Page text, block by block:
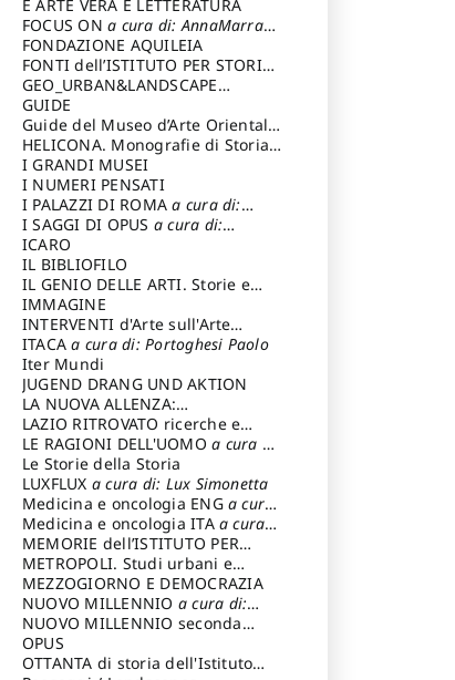
dall'Archivio Segreto
È ARTE VERA E LETTERATURA
FOCUS ONa cura di: AnnaMarra
Contemporanea
FONDAZIONE AQUILEIA
FONTI dell’ISTITUTO PER STORIA
DEL RISORGIMENTO
GEO_URBAN&LANDSCAPE
PLANNING (GULP)
Trusiani Elio
GUIDE
Guide del Museo d’Arte Orientale
“Giuseppe Tucci”
HELICONA. Monografie di Storia
dell'Artea cura di: Gallo Marco
I GRANDI MUSEI
I NUMERI PENSATI
I PALAZZI DI ROMAa cura di:
Ippoliti Alessandro
I SAGGI DI OPUS a cura di:
Scalesse Tommaso
ICARO
IL BIBLIOFILO
IL GENIO DELLE ARTI. Storie e
interpretazione
IMMAGINE
INTERVENTI d'Arte sull'Arte
dedicata alla cultura della
conservazione d’arte
Fondazione Paola Droghetti onlus
ITACAa cura di: Portoghesi Paolo
Iter Mundi
JUGEND DRANG UND AKTION
LA NUOVA ALLENZA:
ARCHITETTURA & AMBIENTE
LAZIO RITROVATO ricerche e
restauri
LE RAGIONI DELL'UOMOa cura di:
Lombardi Satriani Luigi
Le Storie della Storia
LUXFLUX a cura di: Lux Simonetta
Medicina e oncologia ENG a cura
di: Lopez Massimo
Medicina e oncologia ITA a cura
di: Lopez Massimo
MEMORIE dell’ISTITUTO PER
STORIA DEL RISORGIMENTO
METROPOLI. Studi urbani e
regionali
MEZZOGIORNO E DEMOCRAZIA
NUOVO MILLENNIO a cura di:
Capaldo Pellegrino
NUOVO MILLENNIO seconda
serie
Francesco
OPUS
OTTANTA di storia dell'Istituto